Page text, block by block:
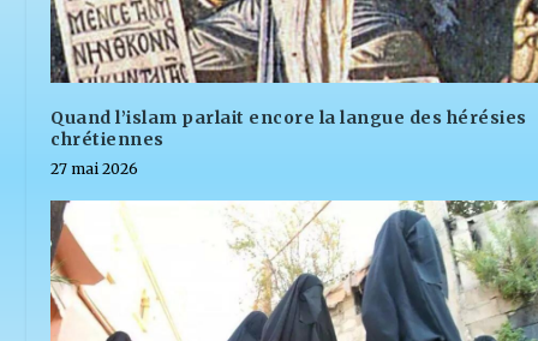
Quand l’islam parlait encore la langue des hérésies
chrétiennes
27 mai 2026